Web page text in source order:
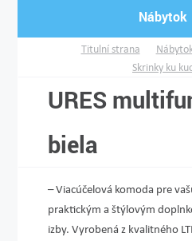
Nábytok
Titulní strana
Skrinky ku
URES
biela
– Viacúčelová komoda pre
praktickým a štýlovým
izby. Vyrobená z kvalitného